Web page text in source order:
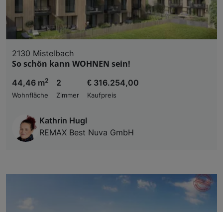
2130 Mistelbach
So schön kann WOHNEN sein!
44,46 m2
Wohnfläche
2
Zimmer
€ 316.254,00
Kaufpreis
Kathrin Hugl
REMAX Best Nuva GmbH